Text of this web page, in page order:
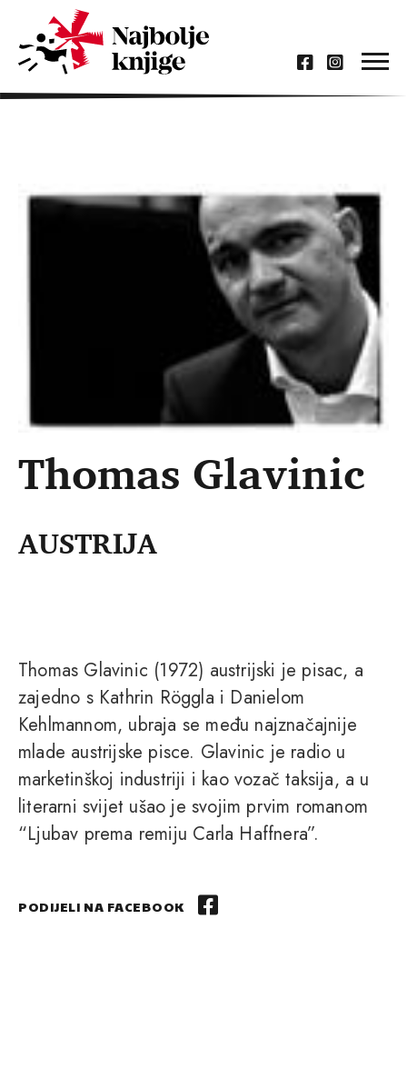
Thomas Glavinic
AUSTRIJA
Thomas Glavinic (1972) austrijski je pisac, a
zajedno s Kathrin Röggla i Danielom
Kehlmannom, ubraja se među najznačajnije
mlade austrijske pisce. Glavinic je radio u
marketinškoj industriji i kao vozač taksija, a u
literarni svijet ušao je svojim prvim romanom
“Ljubav prema remiju Carla Haffnera”.
PODIJELI NA FACEBOOK